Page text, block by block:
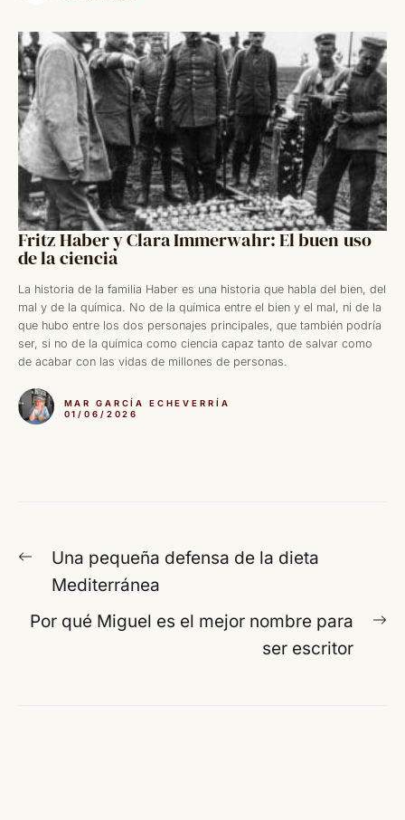
Fritz Haber y Clara Immerwahr: El buen uso
de la ciencia
La historia de la familia Haber es una historia que habla del bien, del
mal y de la química. No de la química entre el bien y el mal, ni de la
que hubo entre los dos personajes principales, que también podría
ser, si no de la química como ciencia capaz tanto de salvar como
de acabar con las vidas de millones de personas.
MAR GARCÍA ECHEVERRÍA
01/06/2026
Navegación
entradas
Entrada
anterior:
Una pequeña defensa de la dieta
Mediterránea
Por qué Miguel es el mejor nombre para
ser escritor